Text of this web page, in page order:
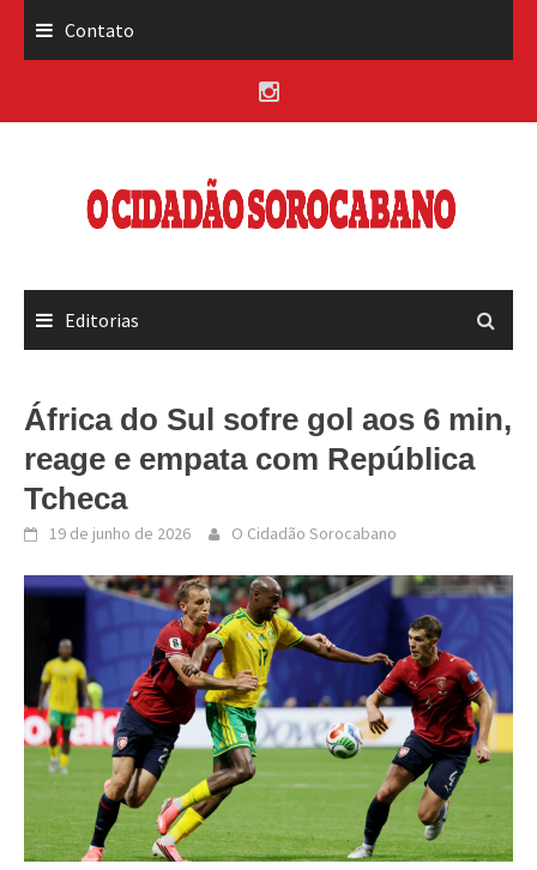
Contato
Editorias
África do Sul sofre gol aos 6 min,
reage e empata com República
Tcheca
19 de junho de 2026 O Cidadão Sorocabano